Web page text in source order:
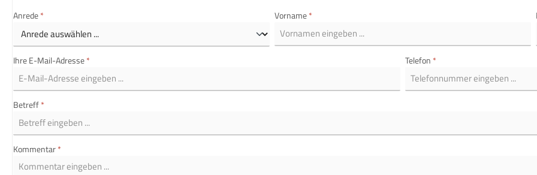
Anrede* Vorname*
Ihre E-Mail-Adresse* Telefon *
Betreff*
Kommentar*